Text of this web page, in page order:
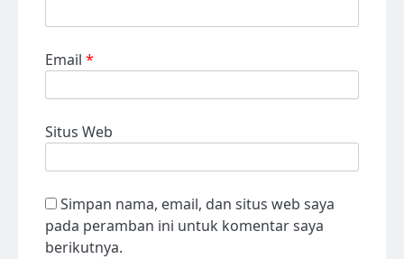
Email *
Situs Web
Simpan nama, email, dan situs web saya
pada peramban ini untuk komentar saya
berikutnya.